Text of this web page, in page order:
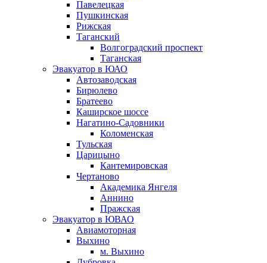
Павелецкая
Пушкинская
Рижская
Таганский
Волгоградский проспект
Таганская
Эвакуатор в ЮАО
Автозаводская
Бирюлево
Братеево
Каширское шоссе
Нагатино-Садовники
Коломенская
Тульская
Царицыно
Кантемировская
Чертаново
Академика Янгеля
Аннино
Пражская
Эвакуатор в ЮВАО
Авиамоторная
Выхино
м. Выхино